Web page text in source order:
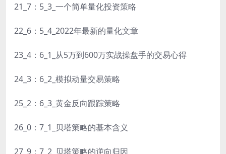
21_7：5_3_一个简单量化投资策略
22_6：5_4_2022年最新的量化文章
23_4：6_1_从5万到600万实战操盘手的交易心得
24_3：6_2_模拟动量交易策略
25_2：6_3_黄金反向跟踪策略
26_0：7_1_贝塔策略的基本含义
27_9：7_2_贝塔策略的逆向归因